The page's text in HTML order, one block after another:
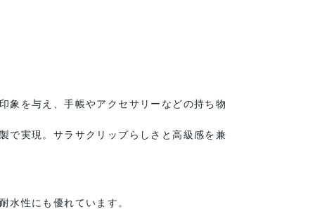
象を与え、手帳やアクセサリーなどの持ち物
で実現。サラサクリップらしさと高級感を兼
水性にも優れています。